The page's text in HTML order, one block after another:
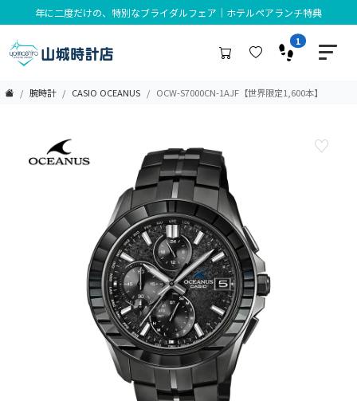
年に二度だけの、特別なブライダルフェア｜ホテルペアランチ特典
1
腕時計 CASIO OCEANUS OCW-S7000CN-1AJF【世界限定1,600本】